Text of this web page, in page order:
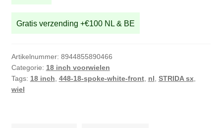
Gratis verzending +€100 NL & BE
Artikelnummer: 8944855890466
Categorie: 18 inch voorwielen
Tags: 18 inch, 448-18-spoke-white-front, nl, STRIDA sx,
wiel